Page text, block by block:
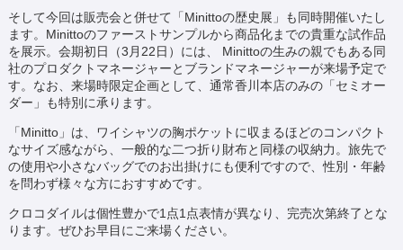
そして今回は販売会と併せて「Minittoの歴史展」も同時開催いたし
ます。Minittoのファーストサンプルから商品化までの貴重な試作品
を展示。会期初日（3月22日）には、 Minittoの生みの親でもある同
社のプロダクトマネージャーとブランドマネージャーが来場予定で
す。なお、来場時限定企画として、通常香川本店のみの「セミオー
ダー」も特別に承ります。
「Minitto」は、ワイシャツの胸ポケットに収まるほどのコンパクト
なサイズ感ながら、一般的な二つ折り財布と同様の収納力。旅先で
の使用や小さなバッグでのお出掛けにも便利ですので、性別・年齢
を問わず様々な方におすすめです。
クロコダイルは個性豊かで1点1点表情が異なり、完売次第終了とな
ります。ぜひお早目にご来場ください。